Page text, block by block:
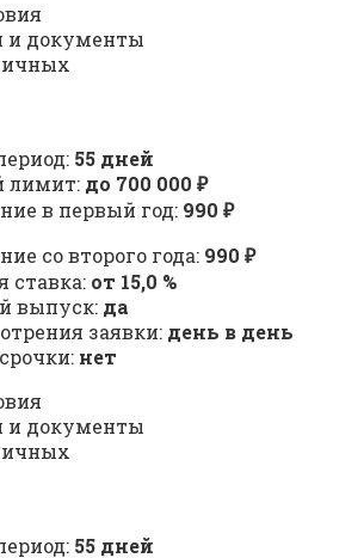
и документы
55 дней
лимит: до 700 000 ₽
в первый год: 990 ₽
со второго года: 990 ₽
ставка: от 15,0 %
выпуск: да
заявки: день в день
нет
и документы
55 дней